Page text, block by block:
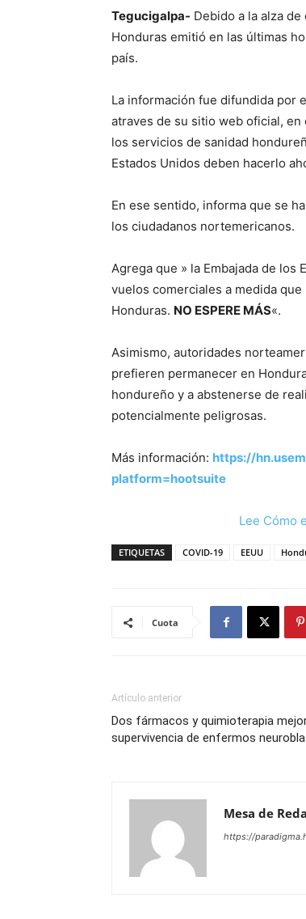
Tegucigalpa- Debido a la alza de
Honduras emitió en las últimas
país.
La información fue difundida por
atraves de su sitio web oficial,
los servicios de sanidad
Estados Unidos deben hacerlo
En ese sentido, informa que se
los ciudadanos nortemericanos.
Agrega que » la Embajada de
vuelos comerciales a medida
Honduras. NO ESPERE MÁS«.
Asimismo, autoridades
prefieren permanecer en
hondureño y a abstenerse de
potencialmente peligrosas.
Más información: https://
platform=hootsuite
Lee Cómo
ETIQUETAS COVID-19 EEUU
Cuota
Artículo anterior
Dos fármacos y quimioterapia
supervivencia de enfermos
Mesa de
https://